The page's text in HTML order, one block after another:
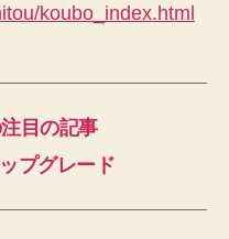
koubo_index.html
目の記事
プグレード